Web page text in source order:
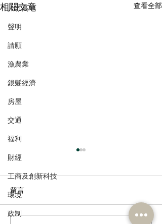
人才高地
聲明
請願
漁農業
銀髮經濟
房屋
交通
福利
財經
工商及創新科技
環境
政制
相關文章 查看全部
留言